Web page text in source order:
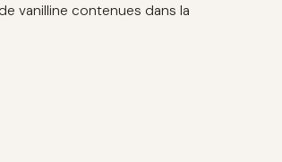
vanilline contenues dans la